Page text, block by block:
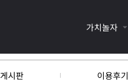
가치놀자
시판 이용후기